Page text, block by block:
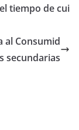
tiempo de cui
al Consumid
secundarias